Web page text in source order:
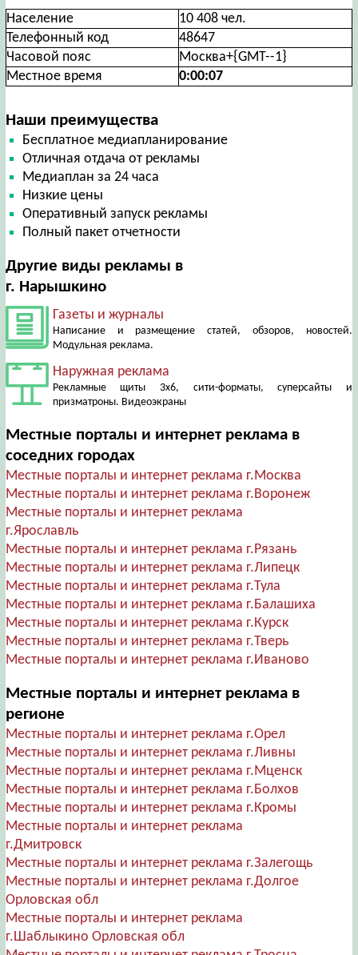
Население
10 408 чел.
Телефонный код
48647
Часовой пояс
Москва+{GMT--1}
Местное время
0:00:08
Наши преимущества
Бесплатное медиапланирование
Отличная отдача от рекламы
Медиаплан за 24 часа
Низкие цены
Оперативный запуск рекламы
Полный пакет отчетности
Другие виды рекламы в
г. Нарышкино
Газеты и журналы
Написание и размещение статей, обзоров, новостей.
Модульная реклама.
Наружная реклама
Рекламные щиты 3х6, сити-форматы, суперсайты и
призматроны. Видеоэкраны
Местные порталы и интернет реклама в
соседних городах
Местные порталы и интернет реклама г.Москва
Местные порталы и интернет реклама г.Воронеж
Местные порталы и интернет реклама
г.Ярославль
Местные порталы и интернет реклама г.Рязань
Местные порталы и интернет реклама г.Липецк
Местные порталы и интернет реклама г.Тула
Местные порталы и интернет реклама г.Балашиха
Местные порталы и интернет реклама г.Курск
Местные порталы и интернет реклама г.Тверь
Местные порталы и интернет реклама г.Иваново
Местные порталы и интернет реклама в
регионе
Местные порталы и интернет реклама г.Орел
Местные порталы и интернет реклама г.Ливны
Местные порталы и интернет реклама г.Мценск
Местные порталы и интернет реклама г.Болхов
Местные порталы и интернет реклама г.Кромы
Местные порталы и интернет реклама
г.Дмитровск
Местные порталы и интернет реклама г.Залегощь
Местные порталы и интернет реклама г.Долгое
Орловская обл
Местные порталы и интернет реклама
г.Шаблыкино Орловская обл